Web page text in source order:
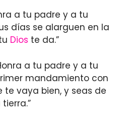
a tu padre y a tu
días se alarguen en la
Dios te da.”
a tu padre y a tu
mandamiento con
te vaya bien, y seas de